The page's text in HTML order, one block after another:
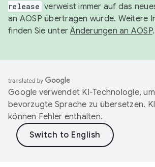
release verweist immer auf das
an AOSP übertragen wurde. Weitere
finden Sie unterÄnderungen an AOSP.
Google verwendet KI-Technologie,
bevorzugte Sprache zu übersetzen.
können Fehler enthalten.